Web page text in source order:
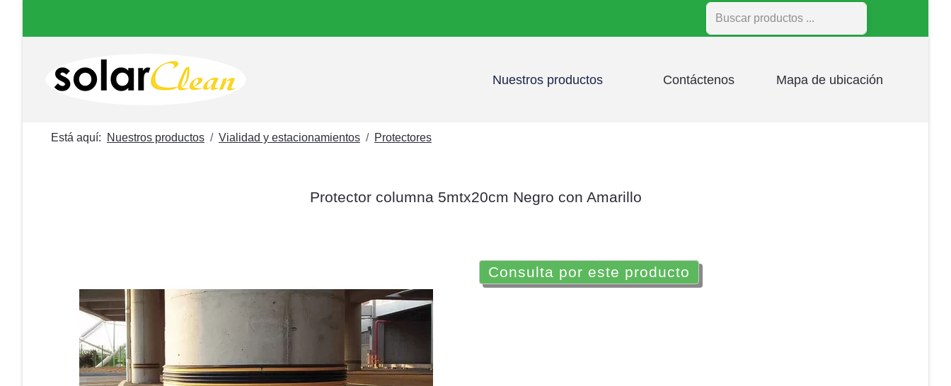
Buscar
Nuestros productos Contáctenos Mapa de ubicación
Está aquí: Nuestros productos Vialidad y estacionamientos Protectores
Protector columna 5mtx20cm Negro con Amarillo
Consulta por este producto